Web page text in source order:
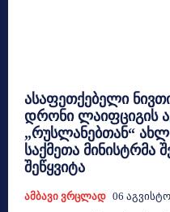
ასაფეთქებელი
დრონი ლაიფციგის
„რუსლანებთან“
საქმეთა მინისტრმა
შეწყვიტა
Ამბავი Ვრცლად 06